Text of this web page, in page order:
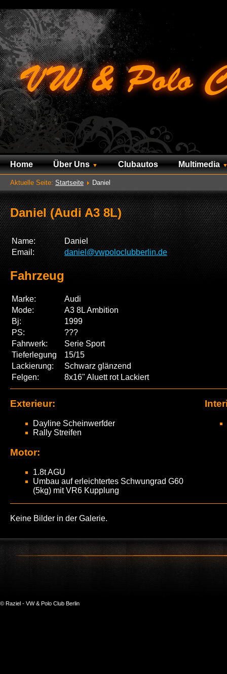
Home Über Uns Clubautos Multimedia
Aktuelle Seite: Startseite Daniel
Daniel (Audi A3 8L)
Name:
Daniel
Email:
daniel@vwpoloclubberlin.de
Fahrzeug
Marke:
Audi
Mode:
A3 8L Ambition
Bj:
1999
PS:
???
Fahrwerk:
Serie Sport
Tieferlegung
15/15
Lackierung:
Schwarz glänzend
Felgen:
8x16" Aluett rot Lackiert
Exterieur:
Dayline Scheinwerfder
Rally Streifen
Motor:
1.8t AGU
Umbau auf erleichtertes Schwungrad G60
(5kg) mit VR6 Kupplung
Keine Bilder in der Galerie.
© Raziel - VW & Polo Club Berlin